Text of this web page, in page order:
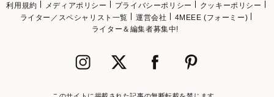
利用規約
メディアポリシー プライバシーポリシー
クッキーポリシー
ライター／スペシャリスト一覧
運営会社
4MEEE (フォーミー)
ライター＆編集者募集中!